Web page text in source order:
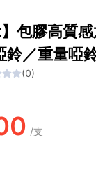
】包膠高質
鈴／重量啞
(0)
/支